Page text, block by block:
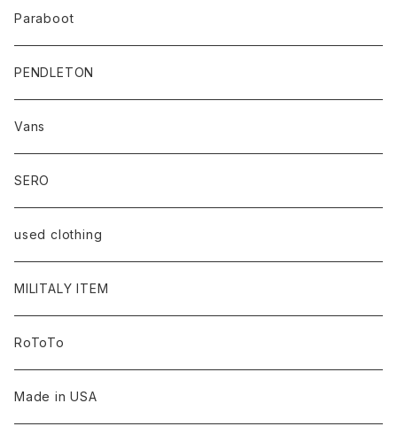
Paraboot
PENDLETON
Vans
SERO
used clothing
MILITALY ITEM
RoToTo
Made in USA